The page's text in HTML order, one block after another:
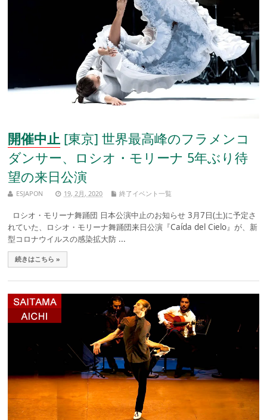
開催中止 [東京] 世界最高峰のフラメンコ
ダンサー、ロシオ・モリーナ 5年ぶり待
望の来日公演
ESJAPON 19, 2月, 2020 終了イベント一覧
ロシオ・モリーナ舞踊団 日本公演中止のお知らせ 3月7日(土)に予定さ
れていた、ロシオ・モリーナ舞踊団来日公演『Caída del Cielo』が、新
型コロナウイルスの感染拡大防 ...
続きはこちら »